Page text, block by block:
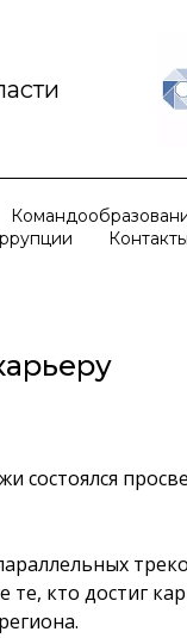
Контакты
состоялся
те, кто достиг